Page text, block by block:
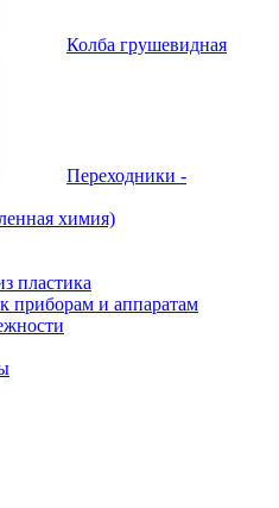
Колба грушевидная
Переходники -
химия)
пластика
приборам и аппаратам